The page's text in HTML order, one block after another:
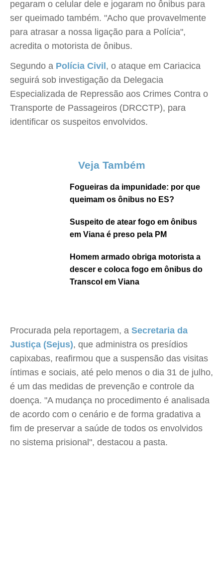
pegaram o celular dele e jogaram no ônibus para
ser queimado também. "Acho que provavelmente
para atrasar a nossa ligação para a Polícia",
acredita o motorista de ônibus.
Segundo a Polícia Civil , o ataque em Cariacica
seguirá sob investigação da Delegacia
Especializada de Repressão aos Crimes Contra o
Transporte de Passageiros (DRCCTP), para
identificar os suspeitos envolvidos.
Veja Também
Fogueiras da impunidade: por que
queimam os ônibus no ES?
Suspeito de atear fogo em ônibus
em Viana é preso pela PM
Homem armado obriga motorista a
descer e coloca fogo em ônibus do
Transcol em Viana
Procurada pela reportagem, a Secretaria da
Justiça (Sejus), que administra os presídios
capixabas, reafirmou que a suspensão das visitas
íntimas e sociais, até pelo menos o dia 31 de julho,
é um das medidas de prevenção e controle da
doença. "A mudança no procedimento é analisada
de acordo com o cenário e de forma gradativa a
fim de preservar a saúde de todos os envolvidos
no sistema prisional", destacou a pasta.